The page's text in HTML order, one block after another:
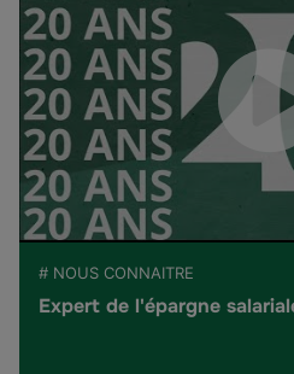
# NOUS CONNAITRE
Expert de l'épargne